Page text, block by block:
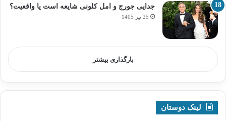
جدایی جورج و امل کلونی شایعه است یا واقعیت؟
25 تیر 1405
بارگذاری بیشتر
لینک دوستان